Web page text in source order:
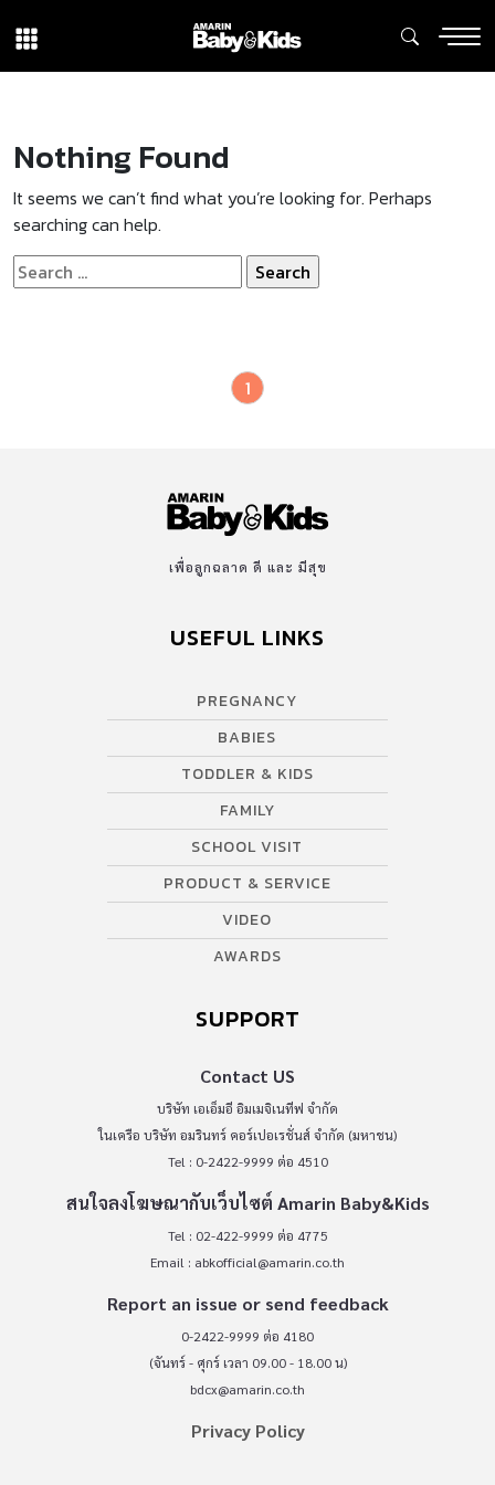
Nothing Found
It seems we can’t find what you’re looking for. Perhaps
searching can help.
Search
for:
1
เพื่อลูกฉลาด ดี และ มีสุข
USEFUL LINKS
PREGNANCY
BABIES
TODDLER & KIDS
FAMILY
SCHOOL VISIT
PRODUCT & SERVICE
VIDEO
AWARDS
SUPPORT
Contact US
บริษัท เอเอ็มอี อิมเมจิเนทีฟ จำกัด
ในเครือ บริษัท อมรินทร์ คอร์เปอเรชั่นส์ จำกัด (มหาชน)
Tel : 0-2422-9999 ต่อ 4510
สนใจลงโฆษณากับเว็บไซต์ Amarin Baby&Kids
Tel : 02-422-9999 ต่อ 4775
Email : abkofficial@amarin.co.th
Report an issue or send feedback
0-2422-9999 ต่อ 4180
(จันทร์ - ศุกร์ เวลา 09.00 - 18.00 น)
bdcx@amarin.co.th
Privacy Policy